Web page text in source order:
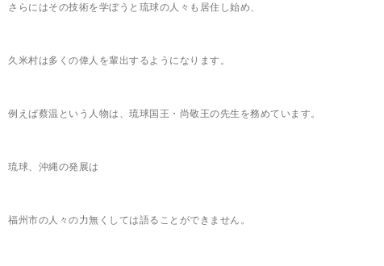
さらにはその技術を学ぼうと琉球の人々も居住し始め、
久米村は多くの偉人を輩出するようになります。
例えば蔡温という人物は、琉球国王・尚敬王の先生を務めています。
琉球、沖縄の発展は
福州市の人々の力無くしては語ることができません。